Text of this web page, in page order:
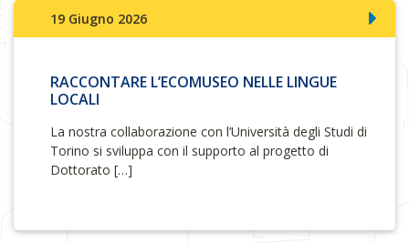
19 Giugno 2026
RACCONTARE L’ECOMUSEO NELLE LINGUE
LOCALI
La nostra collaborazione con l’Università degli Studi di
Torino si sviluppa con il supporto al progetto di
Dottorato […]